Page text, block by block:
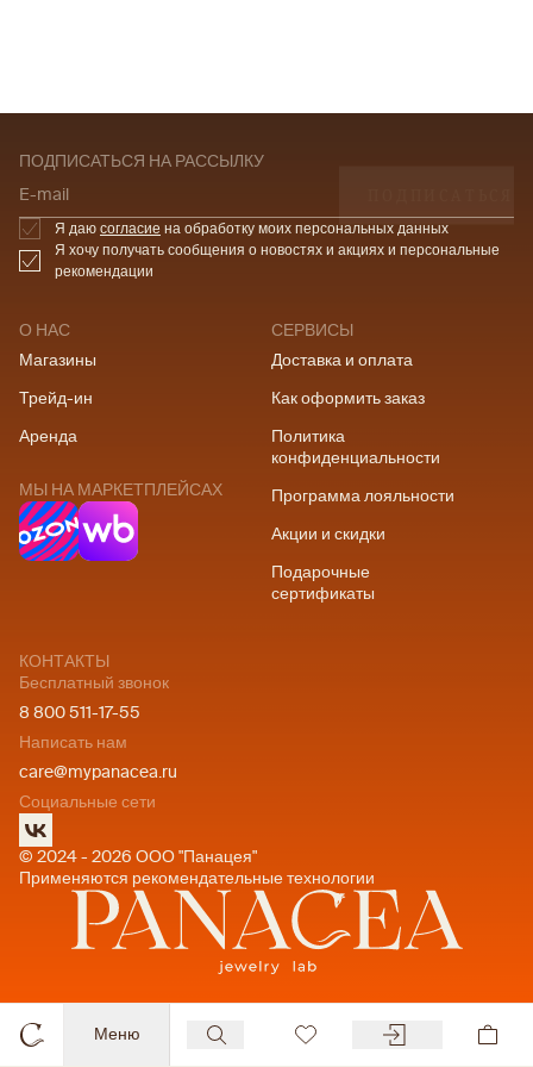
Меню
О НАС
Магазины
Трейд-ин
Аренда
МЫ НА МАРКЕТПЛЕЙСАХ
СЕРВИСЫ
Доставка и оплата
Как оформить заказ
Политика
конфиденциальности
Программа лояльности
Акции и скидки
Подарочные
сертификаты
КОНТАКТЫ
Бесплатный звонок
8 800 511-17-55
Написать нам
care@mypanacea.ru
Социальные сети
© 2024 - 2026 ООО "Панацея"
Применяются рекомендательные технологии
ПОДПИСАТЬСЯ НА РАССЫЛКУ
E-mail
Я даю согласие на обработку моих персональных данных
Я хочу получать сообщения о новостях и акциях и персональные
рекомендации